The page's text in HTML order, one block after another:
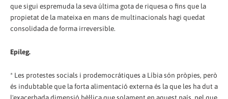
que sigui espremuda la seva última gota de riquesa o fins que la
propietat de la mateixa en mans de multinacionals hagi quedat
consolidada de forma irreversible.
Epíleg.
* Les protestes socials i prodemocrátiques a Líbia són pròpies, però
és indubtable que la forta alimentació externa és la que les ha dut a